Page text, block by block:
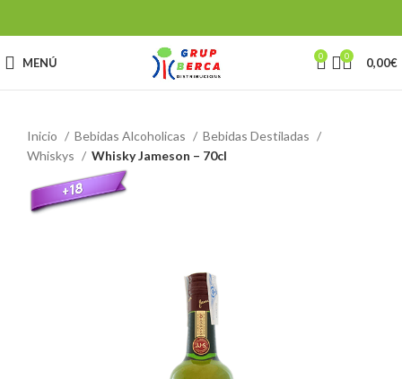
MENÚ 0 0 0,00€
Inicio Bebidas Alcoholicas
Bebidas Destiladas
Whiskys
Whisky Jameson – 70cl